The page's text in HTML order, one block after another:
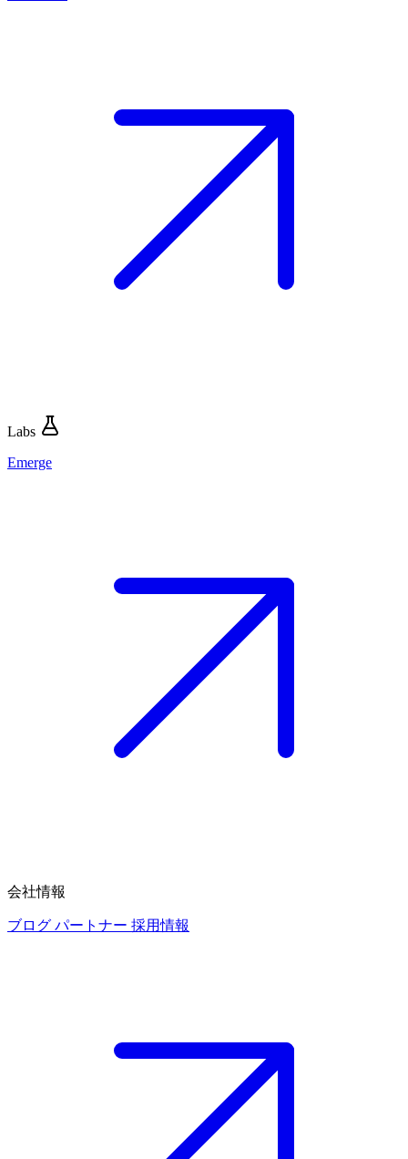
Labs
Emerge
会社情報
ブログ パートナー 採用情報